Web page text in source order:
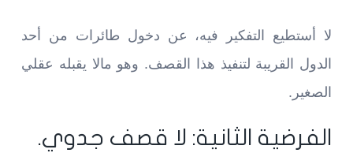
لا أستطيع التفكير فيه، عن دخول طائرات من أحد
الدول القريبة لتنفيذ هذا القصف. وهو مالا يقبله عقلي
الصغير.
الفرضية الثانية: لا قصف جدوي.